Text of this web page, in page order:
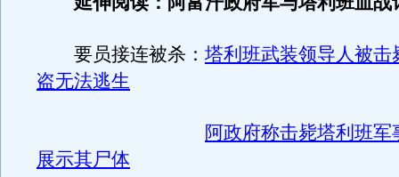
要员接连被杀： 塔利班武装领导人被击
盗无法逃生
阿政府称击毙塔利班军
展示其尸体